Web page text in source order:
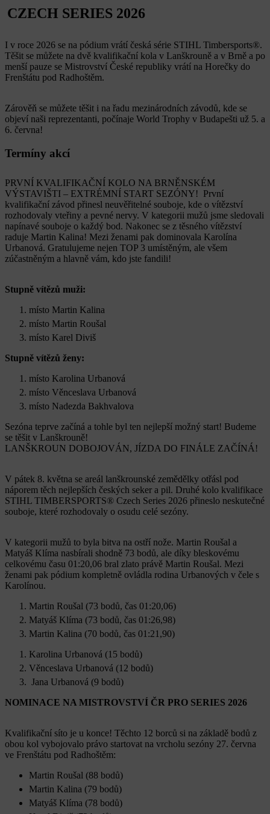
CZECH SERIES 2026
I v roce 2026 se na pódium vrátí česká série STIHL Timbersports®.
Těšit se můžete na dvě kvalifikační kola v Lanškrouně a v Brně a po
menší pauze se Mistrovství České republiky vrátí na Horečky do
Frenštátu pod Radhoštěm.
Zárověň se můžete těšit i na řadu mezinárodních závodů, kde se
objeví naši reprezentanti, počínaje World Trophy v Budapešti už 5. a
6. června!
Termíny akcí
PRVNÍ KVALIFIKAČNÍ KOLO NA BRNĚNSKÉM
VÝSTAVIŠTI – EXTRÉMNÍ START SEZÓNY! První
kvalifikační závod přinesl neuvěřitelné souboje, kde o vítězství
rozhodovaly vteřiny a pevné nervy. V kategorii mužů jsme sledovali
napínavé souboje o každý bod. Nakonec se z těsného vítězství
raduje Martin Kalina! Mezi ženami pak dominovala Karolína
Urbanová. Gratulujeme nejen TOP 3 umístěným, ale všem
zúčastněným a hlavně vám, kdo jste fandili!
Stupně vítězů muži:
místo Martin Kalina
místo Martin Roušal
místo Karel Diviš
Stupně vítězů ženy:
místo Karolina Urbanová
místo Věnceslava Urbanová
místo Nadezda Bakhvalova
Sezóna teprve začíná a tohle byl ten nejlepší možný start! Budeme
se těšit v Lanškrouně!
LANŠKROUN DOBOJOVÁN, JÍZDA DO FINÁLE ZAČÍNÁ!
V pátek 8. května se areál lanškrounské zemědělky otřásl pod
náporem těch nejlepších českých seker a pil. Druhé kolo kvalifikace
STIHL TIMBERSPORTS® Czech Series 2026 přineslo neskutečné
souboje, které rozhodovaly o osudu celé sezóny.
V kategorii mužů to byla bitva na ostří nože. Martin Roušal a
Matyáš Klíma nasbírali shodně 73 bodů, ale díky bleskovému
celkovému času 01:20,06 bral zlato právě Martin Roušal. Mezi
ženami pak pódium kompletně ovládla rodina Urbanových v čele s
Karolínou.
Martin Roušal (73 bodů, čas 01:20,06)
Matyáš Klíma (73 bodů, čas 01:26,98)
Martin Kalina (70 bodů, čas 01:21,90)
Karolina Urbanová (15 bodů)
Věnceslava Urbanová (12 bodů)
Jana Urbanová (9 bodů)
NOMINACE NA MISTROVSTVÍ ČR PRO SERIES 2026
Kvalifikační síto je u konce! Těchto 12 borců si na základě bodů z
obou kol vybojovalo právo startovat na vrcholu sezóny 27. června
ve Frenštátu pod Radhoštěm:
Martin Roušal (88 bodů)
Martin Kalina (79 bodů)
Matyáš Klíma (78 bodů)